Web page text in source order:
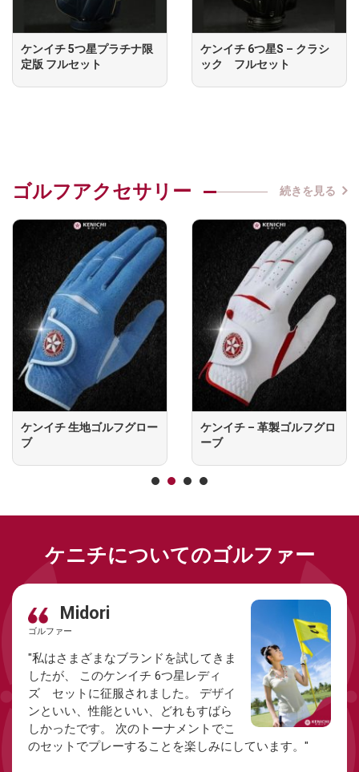
ケンイチ 5つ星プラチナ限
定版 フルセット
ケンイチ 6つ星S – クラシ
ック フルセット
ゴルフアクセサリー 続きを見る
ケンイチ 生地ゴルフグロー
ブ
ケンイチ – 革製ゴルフグロ
ーブ
ケニチについてのゴルファー
Midori
ゴルファー
"私はさまざまなブランドを試してきま
したが、 このケンイチ 6つ星レディ
ズ セットに征服されました。 デザイ
ンといい、性能といい、どれもすばら
しかったです。 次のトーナメントでこ
のセットでプレーすることを楽しみにしています。"
ゴルファー
ゴルファー